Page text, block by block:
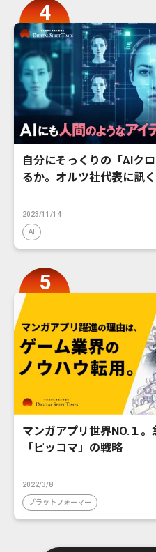
自分にそっくりの「AIク
るか。オルツ社代表に訊く
2023/11/14
AI
マンガアプリ世界NO.１
「ピッコマ」の戦略
2022/3/8
プラットフォーマー